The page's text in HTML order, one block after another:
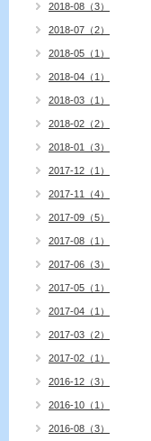
2018-08（3）
2018-07（2）
2018-05（1）
2018-04（1）
2018-03（1）
2018-02（2）
2018-01（3）
2017-12（1）
2017-11（4）
2017-09（5）
2017-08（1）
2017-06（3）
2017-05（1）
2017-04（1）
2017-03（2）
2017-02（1）
2016-12（3）
2016-10（1）
2016-08（3）